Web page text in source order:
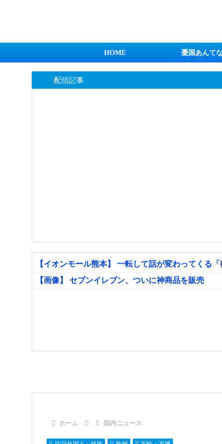
HOME 憂国あんて
配信記事
【イオンモール熊本】 一転して話が変わってくる
【画像】 セブンイレブン、ついに神商品を販売
ホーム 国内ニュース